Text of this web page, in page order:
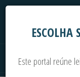
ESCOLHA
Este portal reúne